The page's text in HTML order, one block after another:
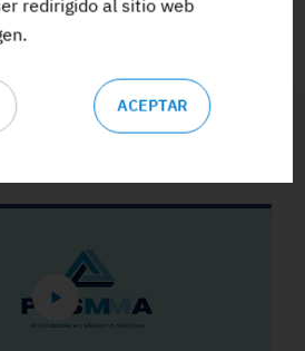
redirigido al sitio web
ACEPTAR